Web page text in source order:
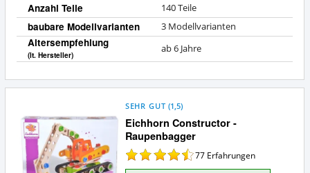
Anzahl Teile 140 Teile
baubare Modellvarianten 3 Modellvarianten
Altersempfehlung
(lt. Hersteller)
ab 6 Jahre
Eichhorn Constructor -
Raupenbagger
SEHR GUT (1,5)
77 Erfahrungen